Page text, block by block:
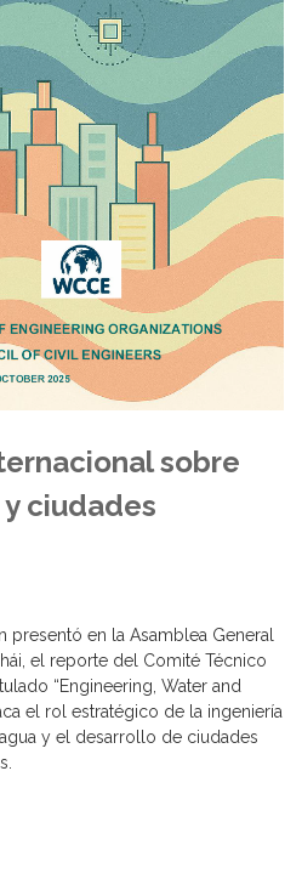
sobre
ciudades
presentó en la Asamblea General
el reporte del Comité Técnico
“Engineering, Water and
el rol estratégico de la ingeniería
y el desarrollo de ciudades